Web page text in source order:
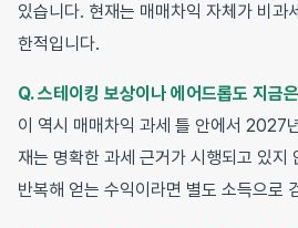
있습니다. 현재는 매매차익 자체가 비과
한적입니다.
Q. 스테이킹 보상이나 에어드롭도 지금
이 역시 매매차익 과세 틀 안에서 2027
재는 명확한 과세 근거가 시행되고 있지
반복해 얻는 수익이라면 별도 소득으로